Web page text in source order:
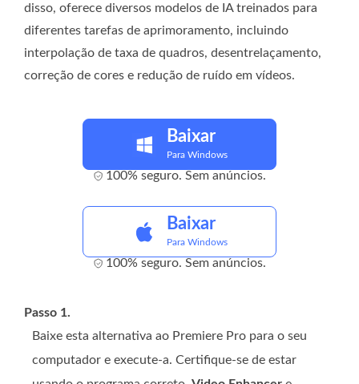
disso, oferece diversos modelos de IA treinados para
diferentes tarefas de aprimoramento, incluindo
interpolação de taxa de quadros, desentrelaçamento,
correção de cores e redução de ruído em vídeos.
Baixar
Para Windows
100% seguro. Sem anúncios.
Baixar
Para Windows
100% seguro. Sem anúncios.
Passo 1.
Baixe esta alternativa ao Premiere Pro para o seu
computador e execute-a. Certifique-se de estar